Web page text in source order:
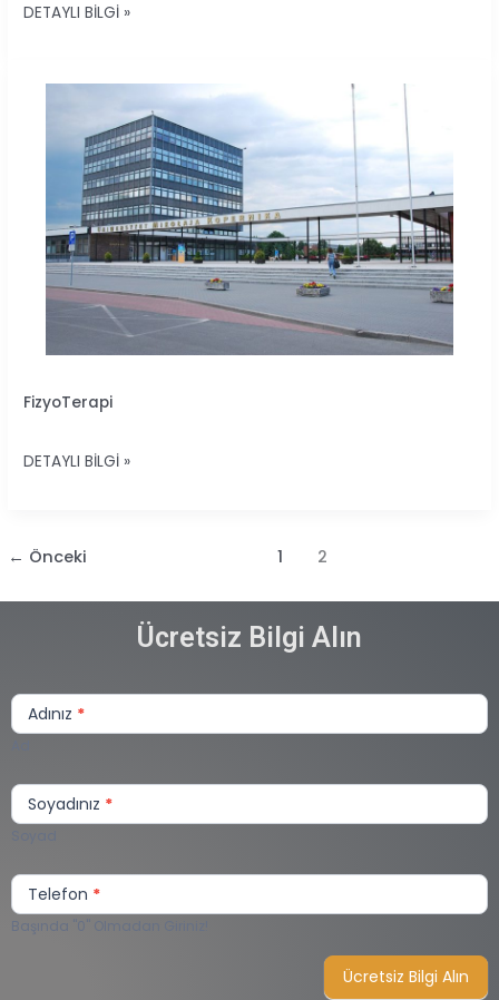
DETAYLI BILGI »
FizyoTerapi
DETAYLI BILGI »
← Önceki 1 2
Ücretsiz Bilgi Alın
Arayalım
Lite
Adınız *
Soyadınız *
Telefon *
Başında "0" Olmadan Giriniz!
Ücretsiz Bilgi Alın